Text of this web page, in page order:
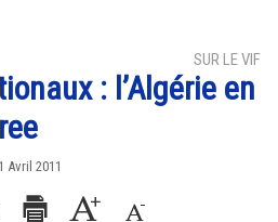
SUR LE VIF
: l’Algérie en
Avril 2011